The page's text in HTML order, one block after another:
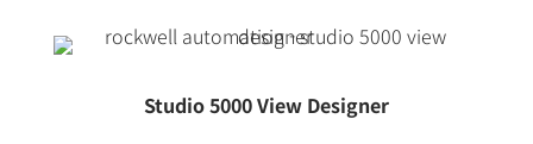
Studio 5000 View Designer